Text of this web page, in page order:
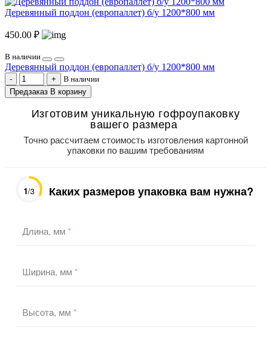
Деревянный поддон (европаллет) б/у 1200*800 мм
450.00 ₽
В наличии
Деревянный поддон (европаллет) б/у 1200*800 мм
В наличии
Предзаказ В корзину
Изготовим уникальную гофроупаковку
вашего размера
Точно рассчитаем стоимость изготовления картонной
упаковки по вашим требованиям
1/3 Каких размеров упаковка вам нужна?
Длина, мм*
Ширина, мм*
Высота, мм*